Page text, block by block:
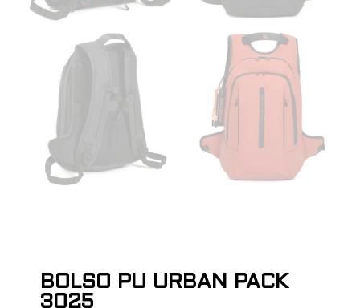
BOLSO PU URBAN PACK
3025